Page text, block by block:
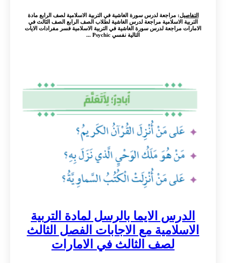
التفاصيل: مراجعة لدرس سورة الغاشية في التربية الاسلامية لصف الرابع مادة
التربية الاسلامية مراجعة لدرس الغاشية لطلاب الصف الرابع الصف الثالث في
الامارات مراجعة لدرس سورة الغاشية في التربية الاسلامية فسر مفرادات الايات
التالية نفسي Psychic ...
الدرس الايما بالرسل لمادة التربية
الاسلامية مع الاجابات الفصل الثالث
لصف الثالث في الامارات